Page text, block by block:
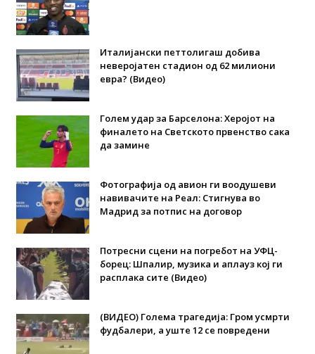
Италијански петтолигаш добива
неверојатен стадион од 62 милиони
евра? (Видео)
Голем удар за Барселона: Херојот на
финалето на Светското првенство сака
да замине
Фотографија од авион ги воодушеви
навивачите на Реал: Стигнува во
Мадрид за потпис на договор
Потресни сцени на погребот на УФЦ-
борец: Шпалир, музика и аплауз кој ги
расплака сите (Видео)
(ВИДЕО) Голема трагедија: Гром усмрти
фудбалери, а уште 12 се повредени